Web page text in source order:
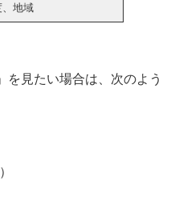
、地域
を見たい場合は、次のよう